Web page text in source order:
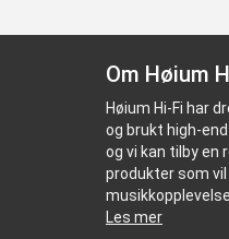
Om Høium
Høium Hi-Fi har
og brukt high-
og vi kan tilby en
produkter som
Les mer